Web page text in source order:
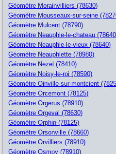
Géomètre Morainvilliers (78630)
Géomètre Mousseaux-sur-seine
Géomètre Mulcent (78790)
Géomètre Neauphle-le-chateau
Géomètre Neauphle-le-vieux (78640)
Géomètre Neauphlette (78980)
Géomètre Nezel (78410)
Géomètre Noisy-le-roi (78590)
Géomètre Oinville-sur-montcient
Géomètre Orcemont (78125)
Géomètre Orgerus (78910)
Géomètre Orgeval (78630)
Géomètre Orphin (78125)
Géomètre Orsonville (78660)
Géomètre Orvilliers (78910)
Géomètre Osmoy (78910)